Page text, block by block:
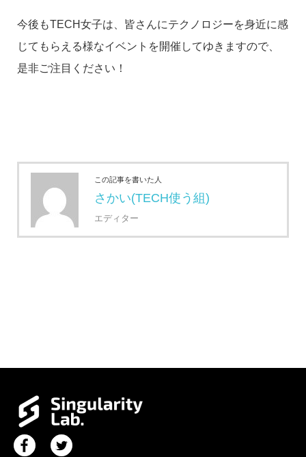
今後もTECH女子は、皆さんにテクノロジーを身近に感
じてもらえる様なイベントを開催してゆきますので、
是非ご注目ください！
この記事を書いた人
さかい(TECH使う組)
エディター